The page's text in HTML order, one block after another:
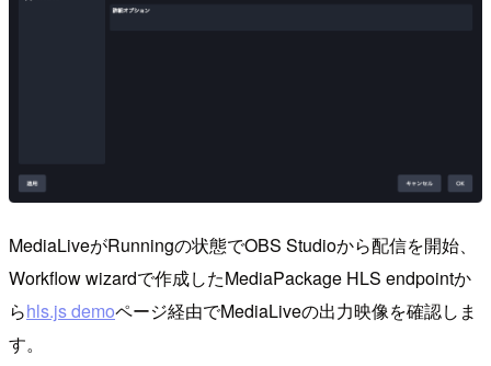
MediaLiveがRunningの状態でOBS Studioから配信を開始、
Workflow wizardで作成したMediaPackage HLS endpointか
らhls.js demoページ経由でMediaLiveの出力映像を確認しま
す。